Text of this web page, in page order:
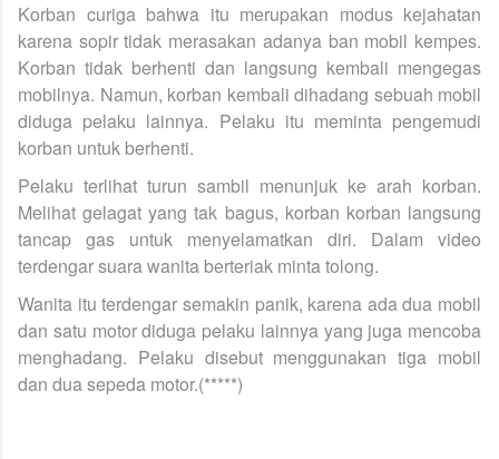
Korban curiga bahwa itu merupakan modus kejahatan
karena sopir tidak merasakan adanya ban mobil kempes.
Korban tidak berhenti dan langsung kembali mengegas
mobilnya. Namun, korban kembali dihadang sebuah mobil
diduga pelaku lainnya. Pelaku itu meminta pengemudi
korban untuk berhenti.
Pelaku terlihat turun sambil menunjuk ke arah korban.
Melihat gelagat yang tak bagus, korban korban langsung
tancap gas untuk menyelamatkan diri. Dalam video
terdengar suara wanita berteriak minta tolong.
Wanita itu terdengar semakin panik, karena ada dua mobil
dan satu motor diduga pelaku lainnya yang juga mencoba
menghadang. Pelaku disebut menggunakan tiga mobil
dan dua sepeda motor.(*****)